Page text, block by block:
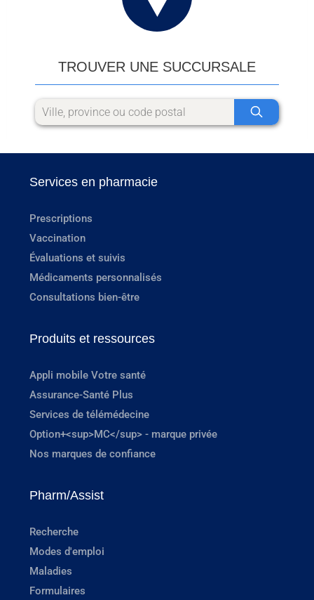
TROUVER UNE SUCCURSALE
Services en pharmacie
Prescriptions
Vaccination
Évaluations et suivis
Médicaments personnalisés
Consultations bien-être
Produits et ressources
Appli mobile Votre santé
Assurance-Santé Plus
Services de télémédecine
Option+<sup>MC</sup> - marque privée
Nos marques de confiance
Pharm/Assist
Recherche
Modes d'emploi
Maladies
Formulaires